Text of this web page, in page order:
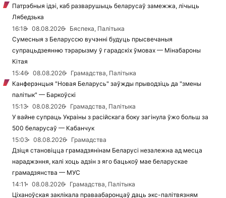
Патрэбныя ідэі, каб разварушыць беларусаў замежжа, лічыць
Лябедзька
16:18
08.08.2026
Бяспека, Палітыка
Сумесныя з Беларуссю вучэнні будуць прысвечаныя
супрацьдзеянню тэрарызму ў гарадскіх ўмовах — Мінабароны
Кітая
15:46
08.08.2026
Грамадства, Палітыка
Канферэнцыя "Новая Беларусь" заўжды прыводзіць да "змены
палітык" — Баркоўскі
15:13
08.08.2026
Грамадства, Палітыка
У вайне супраць Украіны з расійскага боку загінула ўжо больш за
500 беларусаў — Кабанчук
15:03
08.08.2026
Грамадства
Дзіця становіцца грамадзянінам Беларусі незалежна ад месца
нараджэння, калі хоць адзін з яго бацькоў мае беларускае
грамадзянства — МУС
14:11
08.08.2026
Грамадства, Палітыка
Ціханоўская заклікала праваабаронцаў даць экс-палітвязням